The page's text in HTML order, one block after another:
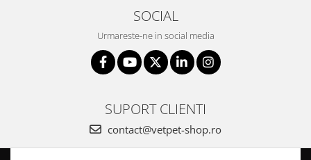
SOCIAL
Urmareste-ne in social media
SUPORT CLIENTI
contact@vetpet-shop.ro